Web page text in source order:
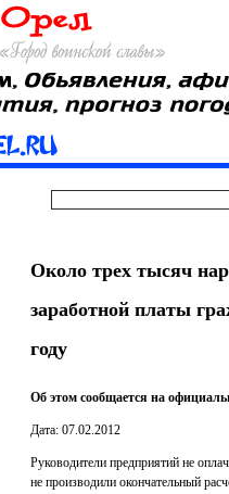
Около трех тысяч
заработной платы
году
Об этом сообщается на
Дата: 07.02.2012
Руководители предприятий не
не производили окончательный